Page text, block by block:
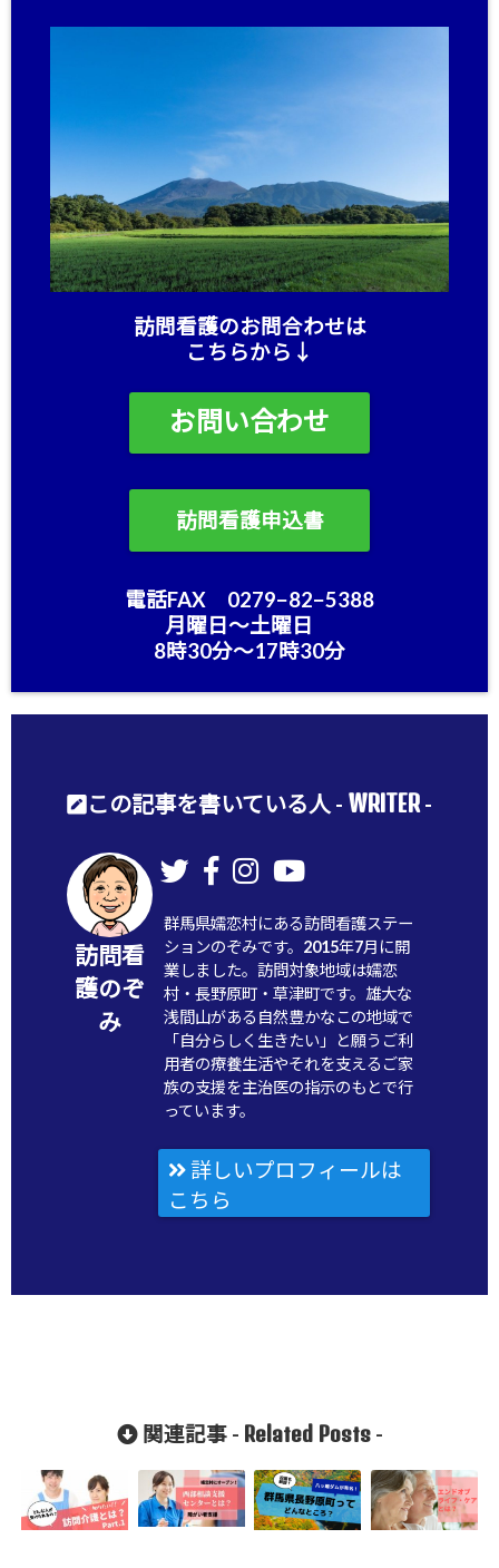
訪問看護のお問合わせは
こちらから↓
お問い合わせ
訪問看護申込書
電話FAX 0279−82−5388
月曜日〜土曜日
8時30分〜17時30分
この記事を書いている人 - WRITER-
訪問看
護のぞ
み
群馬県嬬恋村にある訪問看護ステー
ションのぞみです。2015年7月に開
業しました。訪問対象地域は嬬恋
村・長野原町・草津町です。雄大な
浅間山がある自然豊かなこの地域で
「自分らしく生きたい」と願うご利
用者の療養生活やそれを支えるご家
族の支援を主治医の指示のもとで行
っています。
詳しいプロフィールは
こちら
関連記事 - Related Posts-